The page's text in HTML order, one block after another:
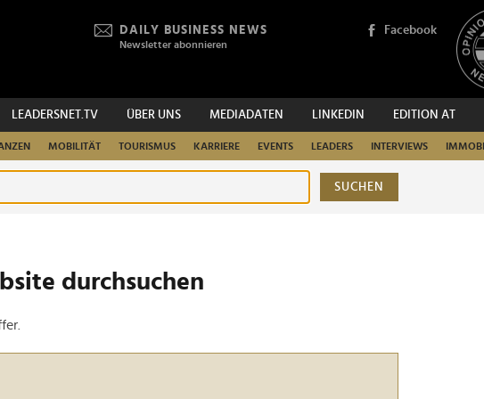
DAILY BUSINESS NEWS
Newsletter abonnieren
Facebook
LEADERSNET.TV ÜBER UNS MEDIADATEN LINKEDIN EDITION AT
MOBILITÄT TOURISMUS KARRIERE EVENTS LEADERS INTERVIEWS
SUCHEN
durchsuchen